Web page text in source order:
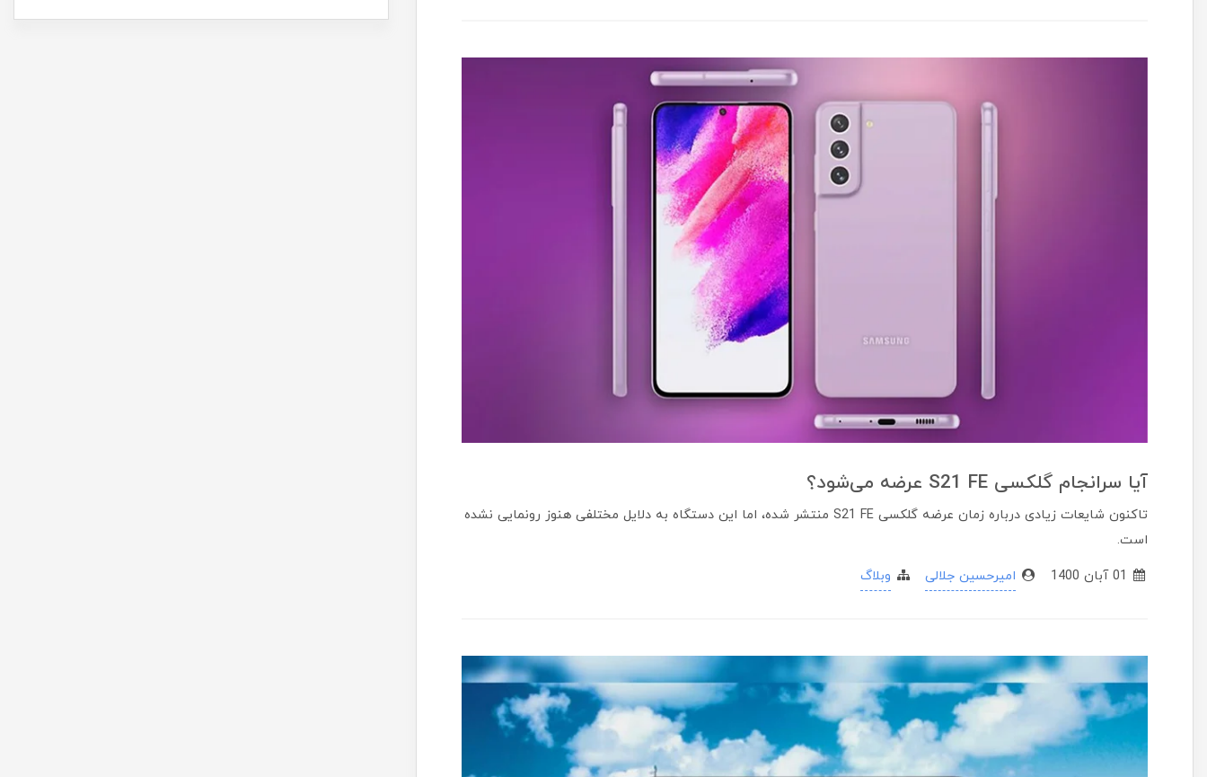
آیا سرانجام گلکسی S21 FE عرضه می‌شود؟
تاکنون شایعات زیادی درباره زمان عرضه گلکسی S21 FE منتشر شده، اما این دستگاه به دلایل مختلفی هنوز رونمایی نشده
است.
امیرحسین جلالی وبلاگ